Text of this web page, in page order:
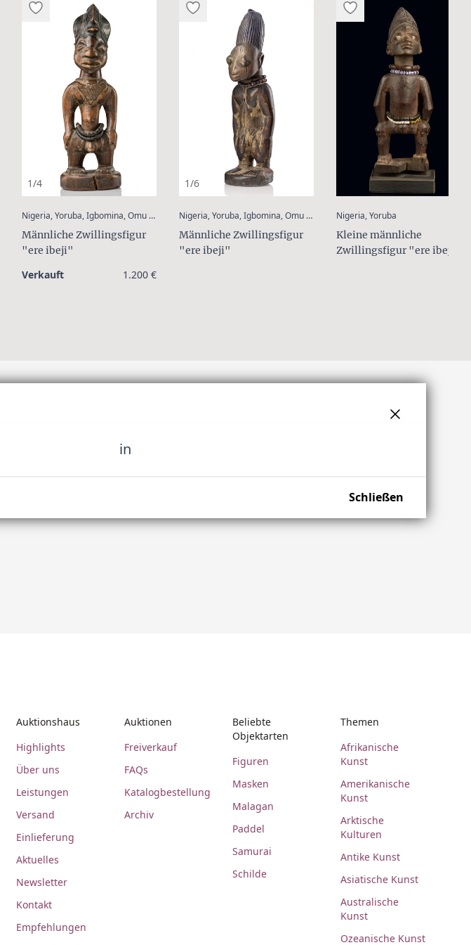
1/4
Nigeria, Yoruba, Igbomina, Omu Aran
Männliche Zwillingsfigur
"ere ibeji"
Verkauft 1.200 €
1/6
Nigeria, Yoruba, Igbomina, Omu Aran
Männliche Zwillingsfigur
"ere ibeji"
Nigeria, Yoruba
Kleine männliche
Zwillingsfigur "ere ibeji"
in
Schließen
Auktionshaus
Highlights
Über uns
Leistungen
Versand
Einlieferung
Aktuelles
Newsletter
Kontakt
Empfehlungen
Auktionen
Freiverkauf
FAQs
Katalogbestellung
Archiv
Beliebte
Objektarten
Figuren
Masken
Malagan
Paddel
Samurai
Schilde
Themen
Afrikanische
Kunst
Amerikanische
Kunst
Arktische
Kulturen
Antike Kunst
Asiatische Kunst
Australische
Kunst
Ozeanische Kunst